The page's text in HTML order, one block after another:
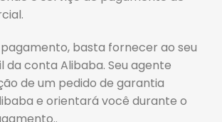
basta fornecer ao seu
conta Alibaba. Seu agente
de um pedido de garantia
e orientará você durante o